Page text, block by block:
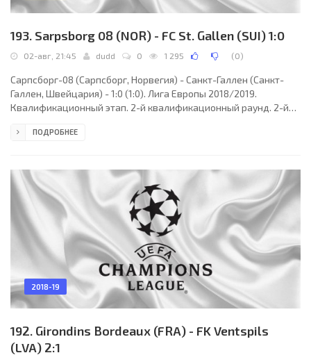
193. Sarpsborg 08 (NOR) - FC St. Gallen (SUI) 1:0
02-авг, 21:45 dudd 0 1 295 (0)
Сарпсборг-08 (Сарпсборг, Норвегия) - Санкт-Галлен (Санкт-
Галлен, Швейцария) - 1:0 (1:0). Лига Европы 2018/2019.
Квалификационный этап. 2-й квалификационный раунд. 2-й
Норвегия. Ясно. +23°C. Стадион Сарпсборг. 5460 зрителей (106
Ломбар (Франция). Резервный судья: Флоран Батта (Франция).
Сарпсборг-08: 78. Александр Васютин (РОС);
ПОДРОБНЕЕ
2018-19
192. Girondins Bordeaux (FRA) - FK Ventspils
(LVA) 2:1